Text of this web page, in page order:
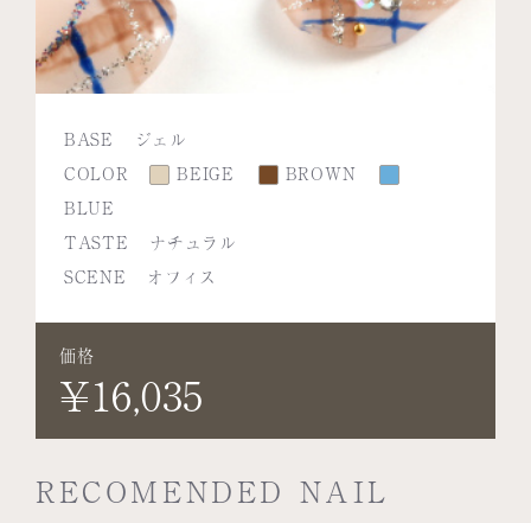
BASE
ジェル
COLOR
BEIGE
BROWN
BLUE
TASTE
ナチュラル
SCENE
オフィス
価格
¥16,035
RECOMENDED NAIL